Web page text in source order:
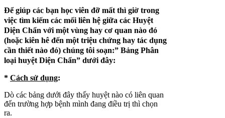
Để giúp các bạn học viên đỡ mất thì giờ trong
việc tìm kiếm các mối liên hệ giữa các Huyệt
Diện Chẩn với một vùng hay cơ quan nào đó
(hoặc kiên hê đến một triệu chứng hay tác dụng
cần thiết nào đó) chúng tôi soạn:” Bảng Phân
loại huyệt Diện Chẩn” dưới đây:
* Cách sử dụng:
Dò các bảng dưới đây thấy huyệt nào có liên quan
đến trường hợp bệnh mình đang điều trị thì chọn
ra.